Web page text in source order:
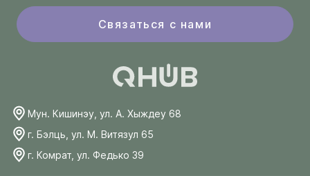
Связаться с нами
Мун. Кишинэу, ул. А. Хыждеу 68
г. Бэлць, ул. М. Витязул 65
г. Комрат, ул. Федько 39